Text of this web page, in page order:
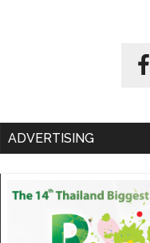
ADVERTISING